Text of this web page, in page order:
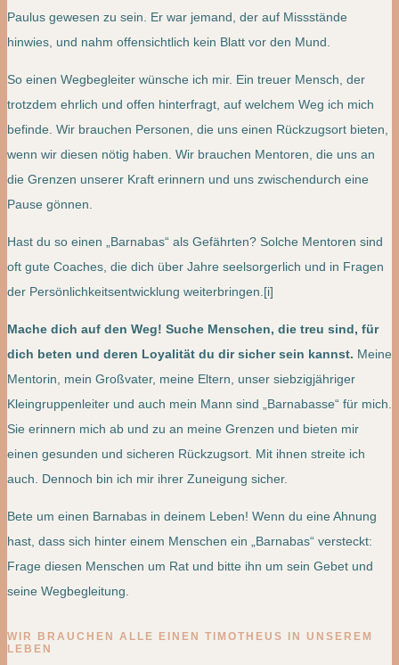
Paulus gewesen zu sein. Er war jemand, der auf Missstände
hinwies, und nahm offensichtlich kein Blatt vor den Mund.
So einen Wegbegleiter wünsche ich mir. Ein treuer Mensch, der
trotzdem ehrlich und offen hinterfragt, auf welchem Weg ich mich
befinde. Wir brauchen Personen, die uns einen Rückzugsort bieten,
wenn wir diesen nötig haben. Wir brauchen Mentoren, die uns an
die Grenzen unserer Kraft erinnern und uns zwischendurch eine
Pause gönnen.
Hast du so einen „Barnabas“ als Gefährten? Solche Mentoren sind
oft gute Coaches, die dich über Jahre seelsorgerlich und in Fragen
der Persönlichkeitsentwicklung weiterbringen.[i]
Mache dich auf den Weg! Suche Menschen, die treu sind, für
dich beten und deren Loyalität du dir sicher sein kannst. Meine
Mentorin, mein Großvater, meine Eltern, unser siebzigjähriger
Kleingruppenleiter und auch mein Mann sind „Barnabasse“ für mich.
Sie erinnern mich ab und zu an meine Grenzen und bieten mir
einen gesunden und sicheren Rückzugsort. Mit ihnen streite ich
auch. Dennoch bin ich mir ihrer Zuneigung sicher.
Bete um einen Barnabas in deinem Leben! Wenn du eine Ahnung
hast, dass sich hinter einem Menschen ein „Barnabas“ versteckt:
Frage diesen Menschen um Rat und bitte ihn um sein Gebet und
seine Wegbegleitung.
WIR BRAUCHEN ALLE EINEN TIMOTHEUS IN UNSEREM
LEBEN